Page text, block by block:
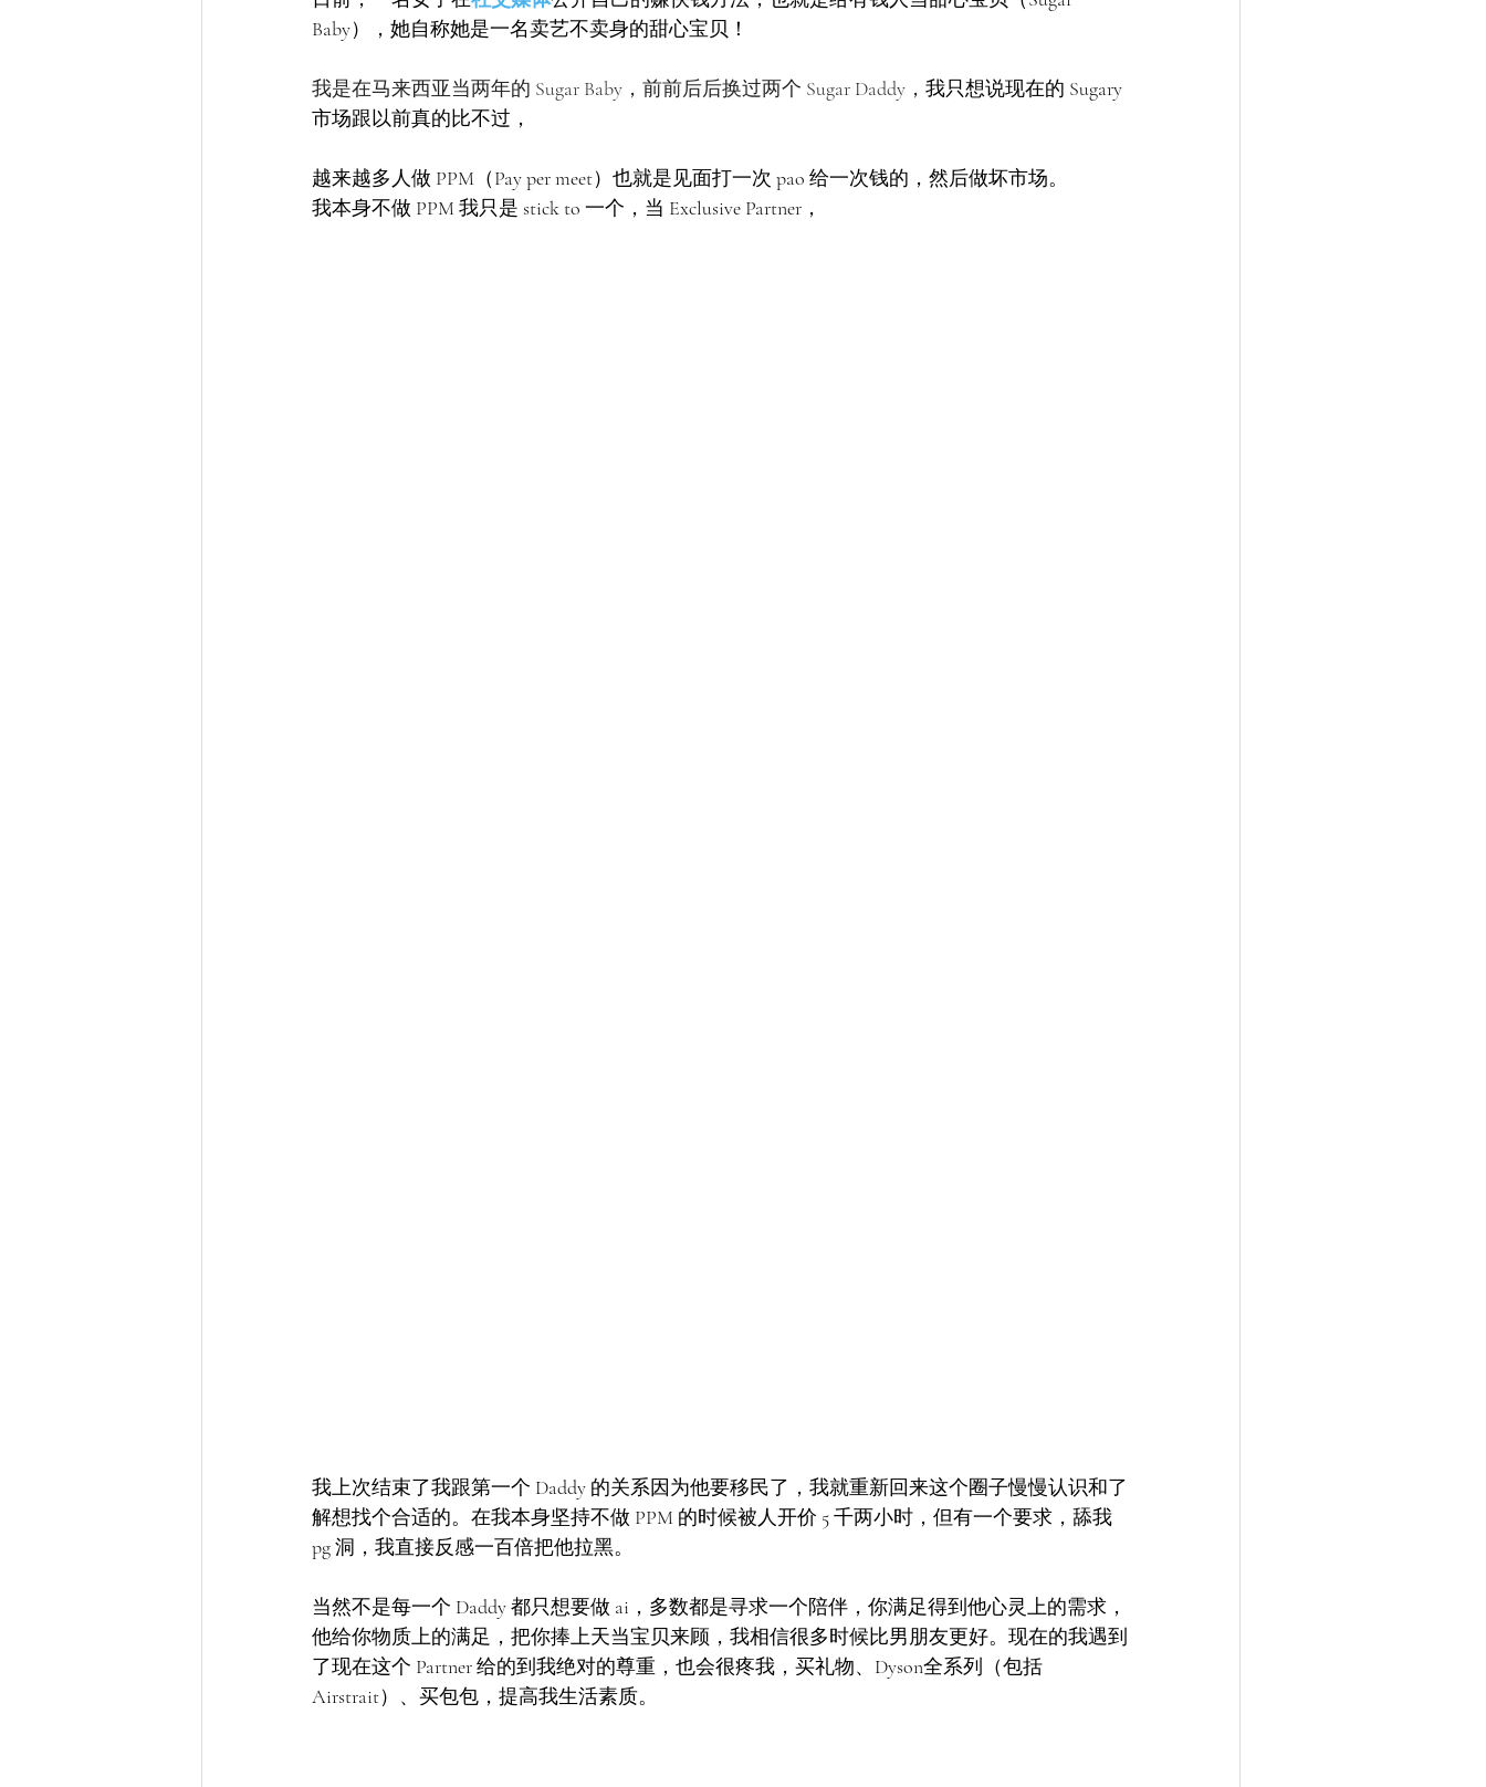
Baby），她自称她是一名卖艺不卖身的甜心宝贝！
我是在马来西亚当两年的 Sugar Baby，前前后后换过两个 Sugar Daddy， 我只想说现在的 Sugary
市场跟以前真的比不过，
越来越多人做 PPM（Pay per meet）也就是见面打一次 pao 给一次钱的，然后做坏市场。
我本身不做 PPM 我只是 stick to 一个，当 Exclusive Partner，
我上次结束了我跟第一个 Daddy 的关系因为他要移民了，我就重新回来这个圈子慢慢认识和了
解想找个合适的。在我本身坚持不做 PPM 的时候被人开价 5 千两小时，但有一个要求，舔我
pg 洞，我直接反感一百倍把他拉黑。
当然不是每一个 Daddy 都只想要做 ai，多数都是寻求一个陪伴，你满足得到他心灵上的需求，
他给你物质上的满足，把你捧上天当宝贝来顾，我相信很多时候比男朋友更好。现在的我遇到
了现在这个 Partner 给的到我绝对的尊重，也会很疼我，买礼物、Dyson全系列（包括
Airstrait）、买包包，提高我生活素质。